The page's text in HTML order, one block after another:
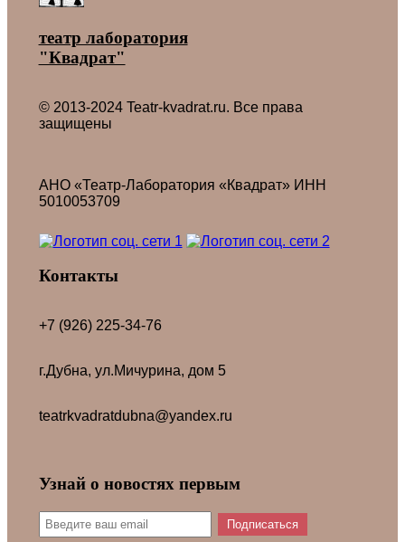
театр лаборатория
"Квадрат"
© 2013-2024 Teatr-kvadrat.ru. Все права
защищены
АНО «Театр-Лаборатория «Квадрат» ИНН
5010053709
Контакты
+7 (926) 225-34-76
г.Дубна, ул.Мичурина, дом 5
teatrkvadratdubna@yandex.ru
Узнай о новостях первым
Подписаться